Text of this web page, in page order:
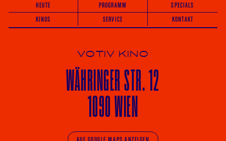
HEUTE PROGRAMM
SPECIALS
KINOS
SERVICE KONTAKT
VOTIV KINO
WÄHRINGERSTR. 12
1090 WIEN
AUF GOOGLE MAPS ANZEIGEN